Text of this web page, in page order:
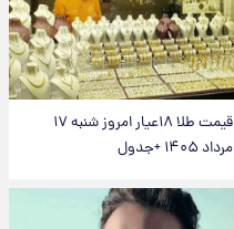
قیمت طلا ۱۸عیار امروز شنبه ۱۷
مرداد ۱۴۰۵ +جدول